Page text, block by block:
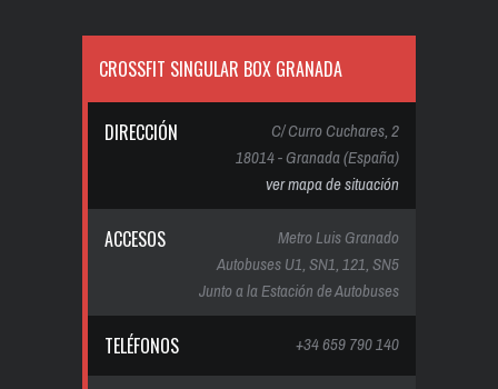
CROSSFIT SINGULAR BOX GRANADA
DIRECCIÓN
C/ Curro Cuchares, 2
18014 - Granada (España)
ver mapa de situación
ACCESOS
Metro Luis Granado
Autobuses U1, SN1, 121, SN5
Junto a la Estación de Autobuses
TELÉFONOS +34 659 790 140